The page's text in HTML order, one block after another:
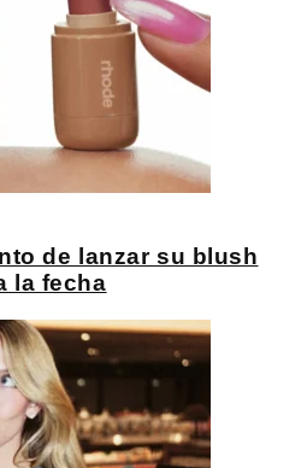
de lanzar su blush
la fecha